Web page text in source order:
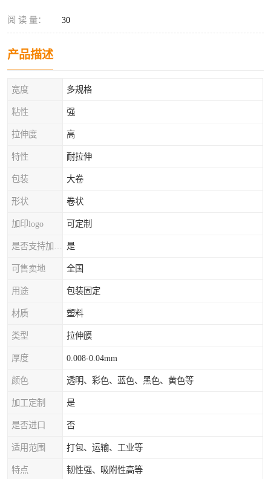
阅 读 量： 30
产品描述
宽度 多规格
粘性 强
拉伸度 高
特性 耐拉伸
包装 大卷
形状 卷状
加印logo 可定制
是
可售卖地 全国
用途 包装固定
材质 塑料
类型 拉伸膜
厚度 0.008-0.04mm
颜色 透明、彩色、蓝色、黑色、黄色等
加工定制 是
是否进口 否
适用范围 打包、运输、工业等
特点 韧性强、吸附性高等